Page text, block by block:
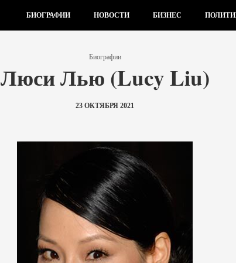
БИОГРАФИИ НОВОСТИ БИЗНЕС
Биографии
Люси Лью (Lucy Liu)
23 ОКТЯБРЯ 2021